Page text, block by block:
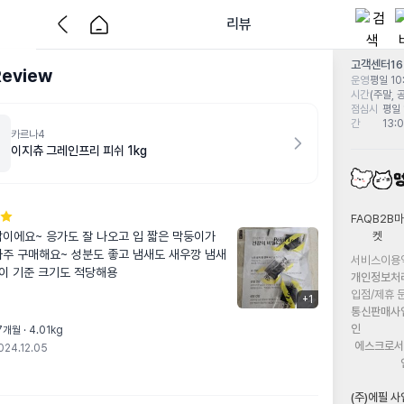
리뷰
카르나4
이지츄 그레인프리 피쉬 1kg
+1
에요~ 응가도 잘 나오고 입 짧은 막둥이가
구매해요~ 성분도 좋고 냄새도 새우깡 냄새
기준 크기도 적당해용
개월 · 4.01kg
고객센터
운영
시간
평일
(주말,
점심시
간
평
FAQB2B마
켓
서비스이용
개인정보처
입점/제휴
통신판매사
인
에스크로
(주)에필 사